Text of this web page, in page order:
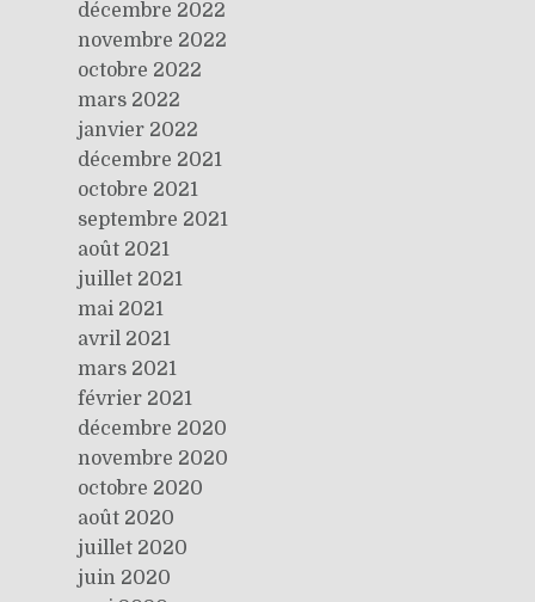
décembre 2022
novembre 2022
octobre 2022
mars 2022
janvier 2022
décembre 2021
octobre 2021
septembre 2021
août 2021
juillet 2021
mai 2021
avril 2021
mars 2021
février 2021
décembre 2020
novembre 2020
octobre 2020
août 2020
juillet 2020
juin 2020